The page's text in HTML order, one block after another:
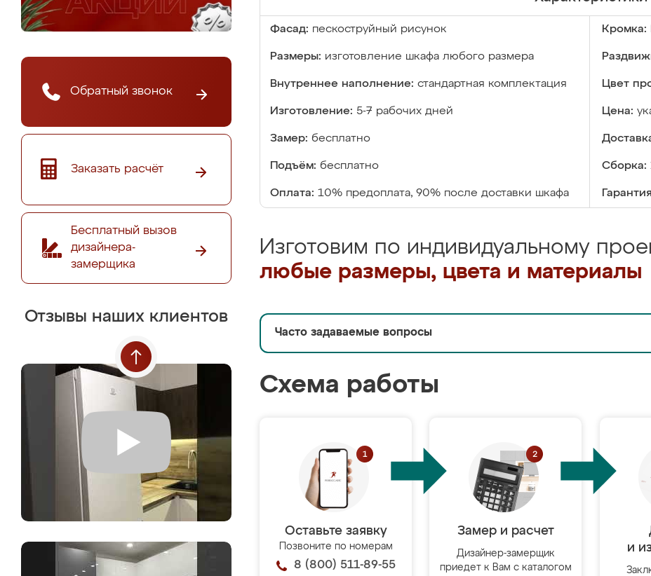
Обратный звонок
Заказать расчёт
Бесплатный вызов
дизайнера-
замерщика
Отзывы наших клиентов
Фасад: пескоструйный рисунок Кромка:
Размеры: изготовление шкафа любого размера
Внутреннее наполнение: стандартная комплектация Цвет
Изготовление: 5-7 рабочих дней Цена:
Замер: бесплатно
Подъём: бесплатно Сборка:
Оплата: 10% предоплата, 90% после доставки шкафа
Изготовим по индивидуальному
любые размеры, цвета и материалы
Часто задаваемые вопросы
Схема работы
Оставьте заявку
Позвоните по номерам
8 (800) 511-89-55
Замер и расчет
Дизайнер-замерщик
приедет к Вам с каталогом
и